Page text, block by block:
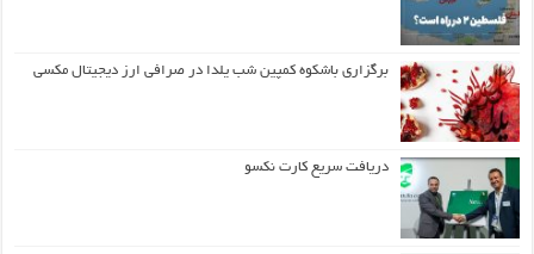
برگزاری باشکوه کمپین شب یلدا در صرافی ارز دیجیتال مکسی
دریافت سریع کارت نکسو